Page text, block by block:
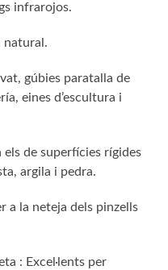
infrarojos.
natural.
gúbies paratalla de
eines d’escultura i
els de superfícies rígides
argila i pedra.
a la neteja dels pinzells
: Excel·lents per